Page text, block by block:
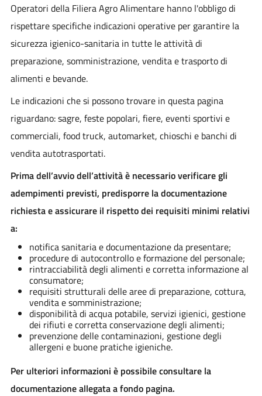
Operatori della Filiera Agro Alimentare hanno l'obbligo di
rispettare specifiche indicazioni operative per garantire la
sicurezza igienico-sanitaria in tutte le attività di
preparazione, somministrazione, vendita e trasporto di
alimenti e bevande.
Le indicazioni che si possono trovare in questa pagina
riguardano: sagre, feste popolari, fiere, eventi sportivi e
commerciali, food truck, automarket, chioschi e banchi di
vendita autotrasportati.
Prima dell’avvio dell’attività è necessario verificare gli
adempimenti previsti, predisporre la documentazione
richiesta e assicurare il rispetto dei requisiti minimi relativi
a:
notifica sanitaria e documentazione da presentare;
procedure di autocontrollo e formazione del personale;
rintracciabilità degli alimenti e corretta informazione al
consumatore;
requisiti strutturali delle aree di preparazione, cottura,
vendita e somministrazione;
disponibilità di acqua potabile, servizi igienici, gestione
dei rifiuti e corretta conservazione degli alimenti;
prevenzione delle contaminazioni, gestione degli
allergeni e buone pratiche igieniche.
Per ulteriori informazioni è possibile consultare la
documentazione allegata a fondo pagina.